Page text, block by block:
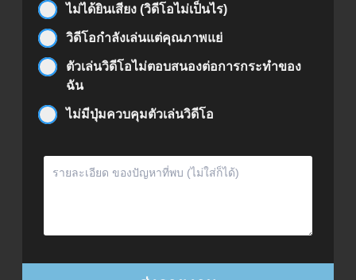
ไม่ได้ยินเสียง (วิดีโอไม่เป็นไร)
วิดีโอกำลังเล่นแต่คุณภาพแย่
ตัวเล่นวิดีโอไม่ตอบสนองต่อการกระทำของ
ฉัน
ไม่มีปุ่มควบคุมตัวเล่นวิดีโอ